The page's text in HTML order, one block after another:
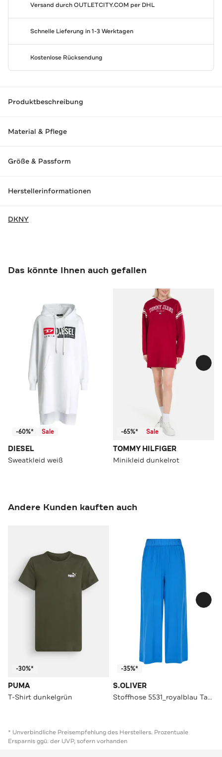
Versand durchOUTLETCITY.COM per DHL
Schnelle Lieferung in 1-3 Werktagen
Kostenlose Rücksendung
Produktbeschreibung
Material & Pflege
Größe & Passform
Herstellerinformationen
DKNY
Das könnte Ihnen auch gefallen
-60%* Sale
DIESEL
Sweatkleid weiß
-65%* Sale
TOMMY HILFIGER
Minikleid dunkelrot
Andere Kunden kauften auch
-30%*
PUMA
T-Shirt dunkelgrün
-35%*
S.OLIVER
Stoffhose 5531_royalblau Tapered
* Unverbindliche Preisempfehlung des Herstellers. Prozentuale
Ersparnis ggü. der UVP, sofern vorhanden